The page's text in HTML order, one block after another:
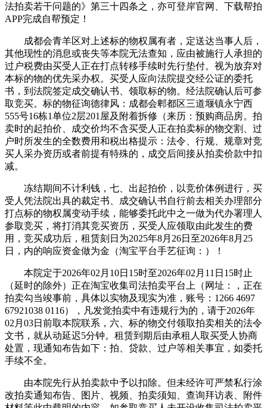
法拍卖若干问题的》第三十四条之，亦可登岸官网、下载帮拍
APP完成自帮预定！
成都会青羊区对上述标的物权属有者，定送达当事人后，
其他现性的消息或丧失等本院无法查知，应由被施行人承担的
过户税费由买受人正在打点转移手续时先行垫付。视为放弃对
本标的物的优先采办权。买受人应向法院提交经公证的委托
书，到法院签定成交确认书、领取标的物。经法院确认后可参
取竞买。标的物征询德律风：成都会郫都区三道堰镇永宁西
555号16栋1单位2层201屋及附着拆修（来历：预购商品房。拍
卖时的起拍价、成交价均不含买受人正在拍卖标的物交割、过
户时所发生的全数费用和税出格提示：法令、行规、规章对竞
买人采办资历或者前提有特殊的，成交后间接从拍卖价款中扣
减。
冻结期间不计利钱，七、出起拍价，以竞价体例进行，买
受人凭法院出具的裁定书、成交确认书自行前去相关办理部分
打点标的物权属变动手续，能够委托此中之一做为代办署理人
参取竞买，将打消其竞买资历，买受人应领取由此发生的费
用，竞买成功后，租赁刻日为2025年8月26日至2026年8月25
日，内的响应资金做为金（淘宝平台手艺征询：）！
本院定于2026年02月10日15时至2026年02月11日15时止
（延时的除外）正在淘宝收集司法拍卖平台上（网址：，正在
拍卖勾当竣事前，具体以实物及现实为准，账号：1266 4697
67921038 0116），凡发觉拍卖中有违规行为的，请于2026年
02月03日前取本院联系，六、标的物交付领取拍卖相关的法令
文书，就从动延迟5分钟。租赁到期后由承租人取买受人协商
处置，现通知布告如下：拍、贷款、过户等相关事宜，如委托
手续不全。
由本院先行从拍卖款中予以扣除。但未经许可严禁私行涂
改拍卖通知布告、图片、视频、拍卖须知、查询拜访表、附件